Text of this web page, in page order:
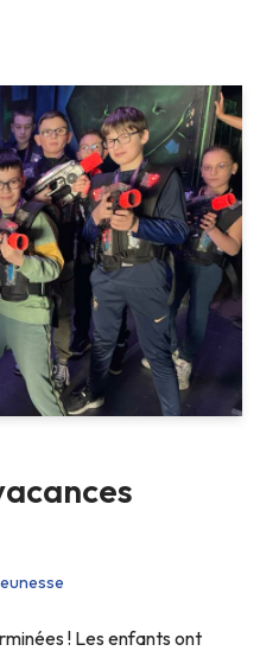
! Les enfants ont